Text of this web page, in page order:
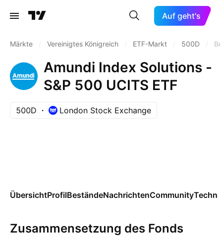
Auf geht's
Märkte Vereinigtes Königreich ETF-Markt 500D
Amundi Index Solutions -
S&P 500 UCITS ETF
500D London Stock Exchange
ÜbersichtProfilBeständeNachrichtenCommunity
Zusammensetzung des Fonds